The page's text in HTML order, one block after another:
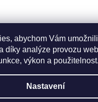
abychom Vám
díky analýze provozu
výkon a použitelnost.
Nastavení